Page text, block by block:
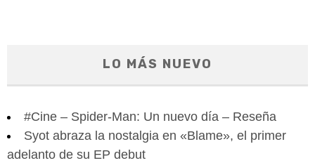
LO MÁS NUEVO
#Cine – Spider-Man: Un nuevo día – Reseña
Syot abraza la nostalgia en «Blame», el primer
adelanto de su EP debut